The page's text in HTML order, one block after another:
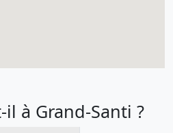
à Grand-Santi ?